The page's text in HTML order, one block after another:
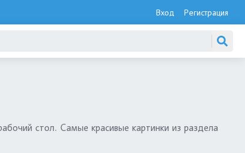
Вход Регистрация
стол. Самые красивые картинки из раздела